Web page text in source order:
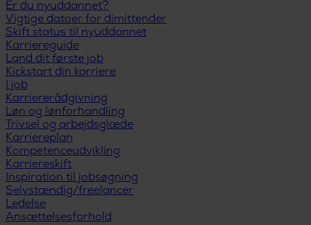
Er du nyuddannet?
Vigtige datoer for dimittender
Skift status til nyuddannet
Karriereguide
Land dit første job
Kickstart din karriere
I job
Karriererådgivning
Løn og lønforhandling
Trivsel og arbejdsglæde
Karriereplan
Kompetenceudvikling
Karriereskift
Inspiration til jobsøgning
Selvstændig/freelancer
Ledelse
Ansættelsesforhold